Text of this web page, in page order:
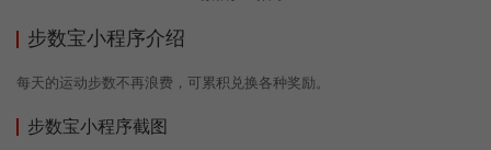
步数宝小程序介绍
每天的运动步数不再浪费，可累积兑换各种奖励。
步数宝小程序截图